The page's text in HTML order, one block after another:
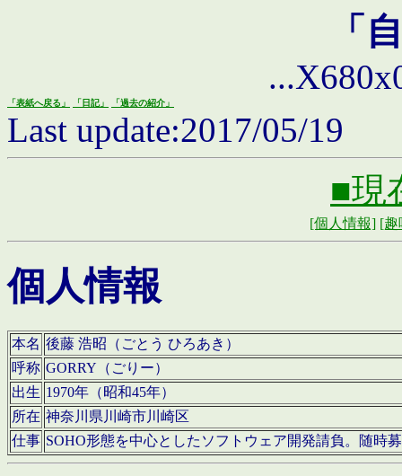
「
「表紙へ戻る」 「日記」 「過去の紹介」
Last update:2017/05/19
■現
[個人情報] [趣
個人情報
本名 後藤 浩昭（ごとう ひろあき）
呼称 GORRY（ごりー）
出生 1970年（昭和45年）
所在 神奈川県川崎市川崎区
仕事 SOHO形態を中心としたソフトウェア開発請負。随時